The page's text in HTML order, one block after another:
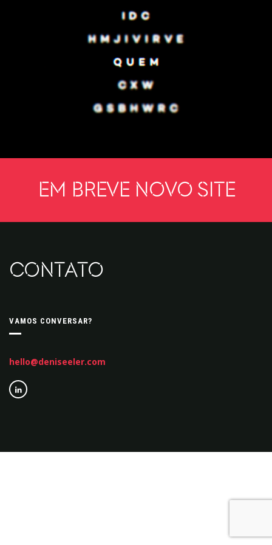
Em breve novo site
CONTATO
VAMOS CONVERSAR?
hello@deniseeler.com